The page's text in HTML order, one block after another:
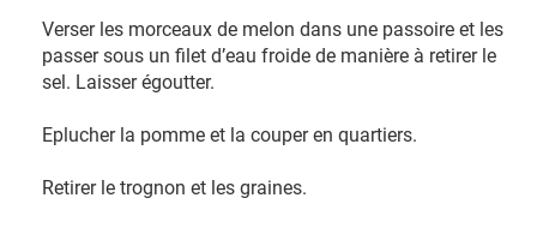
Verser les morceaux de melon dans une passoire et les
passer sous un filet d’eau froide de manière à retirer le
sel. Laisser égoutter.
Eplucher la pomme et la couper en quartiers.
Retirer le trognon et les graines.